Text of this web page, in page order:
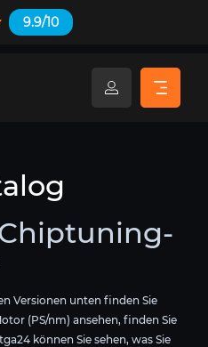
9.9/10
Versionen unten finden Sie
(PS/nm) ansehen, finden Sie
können Sie sehen, was Sie